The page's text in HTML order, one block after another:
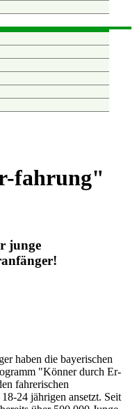
fahrung"
junge
haben die bayerischen
"Könner durch Er-
fahrerischen
24 jährigen ansetzt. Seit